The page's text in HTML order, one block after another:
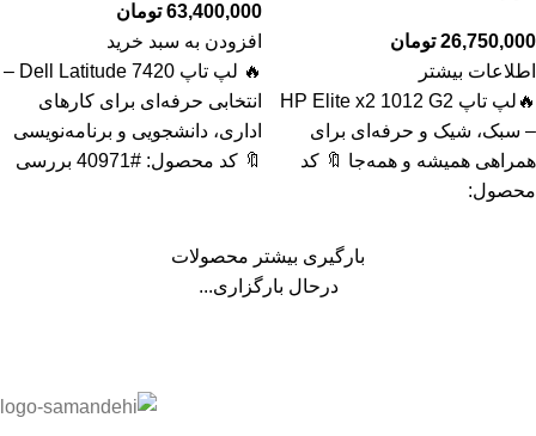
26,750,000 تومان
اطلاعات بیشتر
🔥لپ تاپ HP Elite x2 1012 G2
– سبک، شیک و حرفه‌ای برای
همراهی همیشه و همه‌جا 🔖 کد
محصول:
63,400,000 تومان
افزودن به سبد خرید
🔥 لپ تاپ Dell Latitude 7420 –
انتخابی حرفه‌ای برای کارهای
اداری، دانشجویی و برنامه‌نویسی
🔖 کد محصول: #40971 بررسی
بارگیری بیشتر محصولات
درحال بارگزاری...